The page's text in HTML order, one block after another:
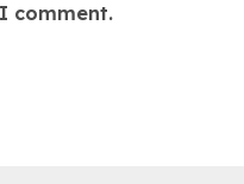
comment.